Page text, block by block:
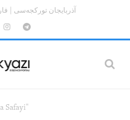
آذربایجان تورکجه‌سی |
InstagramTelegram
Safayi"